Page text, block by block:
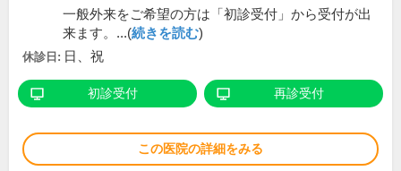
一般外来をご希望の方は「初診受付」から受付が出
来ます。...(続きを読む)
休診日: 日、祝
初診受付 再診受付
この医院の詳細をみる